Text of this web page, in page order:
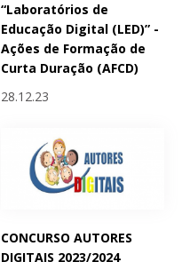
“Laboratórios de
Educação Digital (LED)” -
Ações de Formação de
Curta Duração (AFCD)
28.12.23
CONCURSO AUTORES
DIGITAIS 2023/2024